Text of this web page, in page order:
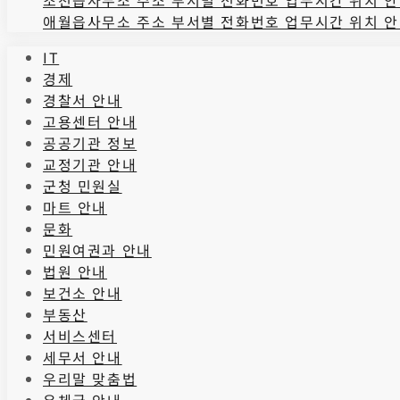
애월읍사무소 주소 부서별 전화번호 업무시간 위치
IT
경제
경찰서 안내
고용센터 안내
공공기관 정보
교정기관 안내
군청 민원실
마트 안내
문화
민원여권과 안내
법원 안내
보건소 안내
부동산
서비스센터
세무서 안내
우리말 맞춤법